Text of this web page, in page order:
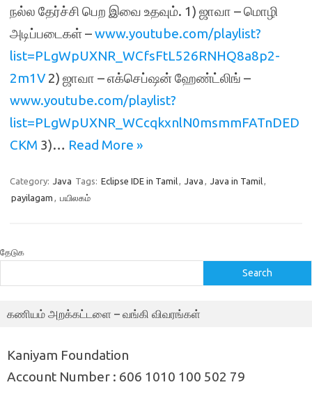
நல்ல தேர்ச்சி பெற இவை உதவும். 1) ஜாவா – மொழி
அடிப்படைகள் –www.youtube.com/playlist?
list=PLgWpUXNR_WCfsFtL526RNHQ8a8p2-
2m1V2) ஜாவா – எக்செப்ஷன் ஹேண்ட்லிங் –
www.youtube.com/playlist?
list=PLgWpUXNR_WCcqkxnlN0msmmFATnDED
CKM 3)… Read More »
Category: Java Tags: Eclipse IDE in Tamil, Java , Java in Tamil,
payilagam , பயிலகம்
தேடுக
Search
கணியம் அறக்கட்டளை – வங்கி விவரங்கள்
Kaniyam Foundation
Account Number : 606 1010 100 502 79